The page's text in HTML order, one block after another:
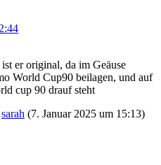
er original, da im Geäuse
World Cup90 beilagen, und auf
cup 90 drauf steht
sarah (7. Januar 2025 um 15:13)